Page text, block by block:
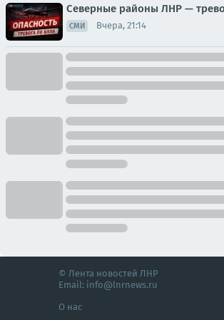
Северные районы ЛНР —
СМИ Вчера, 21:14
© Лента новостей ЛНР
Email: info@lnrnews.ru
О нас